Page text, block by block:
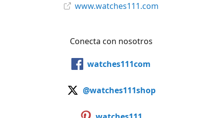
www.watches111.com
Conecta con nosotros
watches111com
@watches111shop